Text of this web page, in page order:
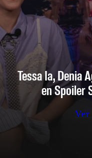
Tessa Ia, Denia
en Spoiler
Ver